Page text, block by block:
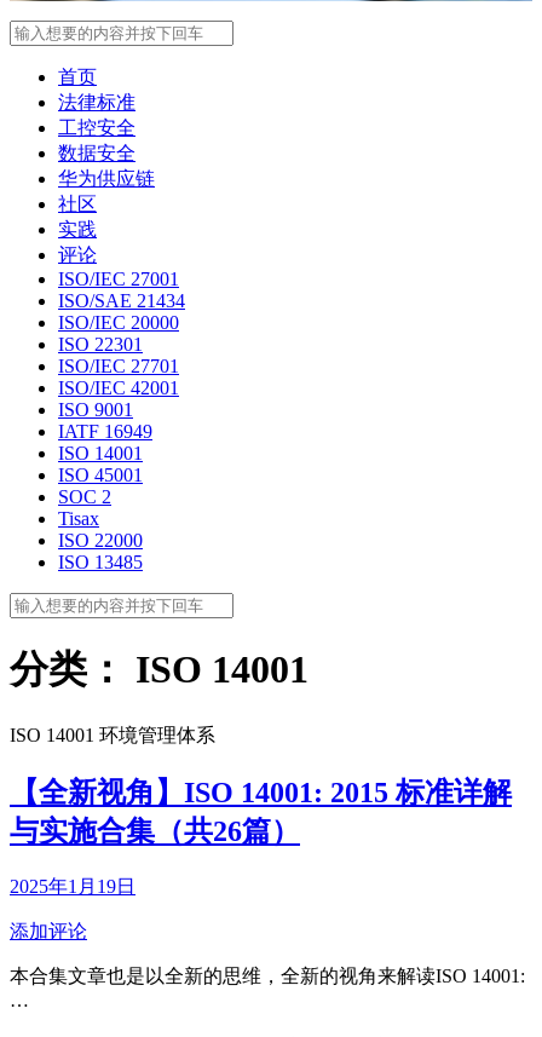
首页
法律标准
工控安全
数据安全
华为供应链
社区
实践
评论
ISO/IEC 27001
ISO/SAE 21434
ISO/IEC 20000
ISO 22301
ISO/IEC 27701
ISO/IEC 42001
ISO 9001
IATF 16949
ISO 14001
ISO 45001
SOC 2
Tisax
ISO 22000
ISO 13485
分类： ISO 14001
ISO 14001 环境管理体系
【全新视角】ISO 14001: 2015 标准详解
与实施合集（共26篇）
2025年1月19日
添加评论
本合集文章也是以全新的思维，全新的视角来解读ISO 14001:
…